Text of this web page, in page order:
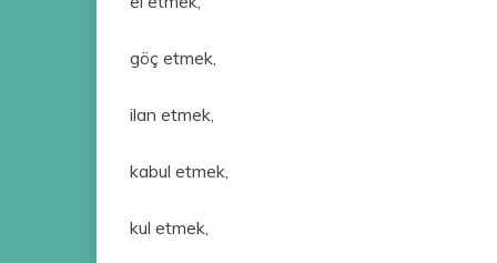
göç etmek,
ilan etmek,
kabul etmek,
kul etmek,